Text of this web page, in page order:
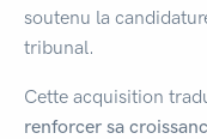
soutenu la
tribunal.
Cette acquisition
renforcer sa